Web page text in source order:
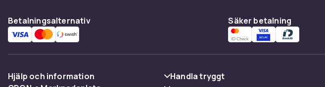
Betalningsalternativ Säker betalning
Hjälp och information
Handla tryggt